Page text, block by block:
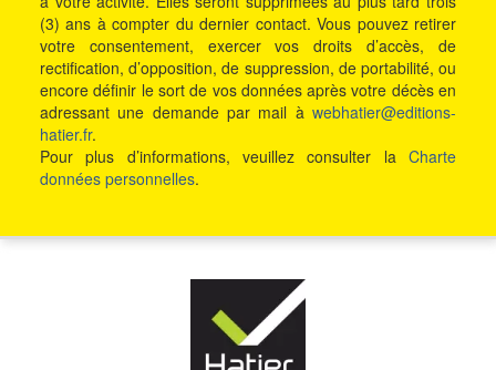
(3) ans à compter du dernier contact. Vous pouvez retirer
votre consentement, exercer vos droits d’accès, de
rectification, d’opposition, de suppression, de portabilité, ou
encore définir le sort de vos données après votre décès en
adressant une demande par mail à webhatier@editions-
hatier.fr.
Pour plus d’informations, veuillez consulter la Charte
données personnelles.